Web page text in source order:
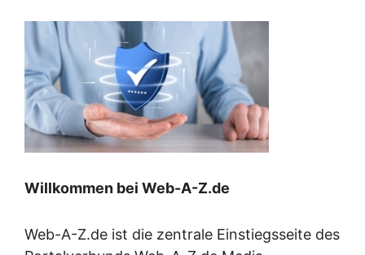
Willkommen bei Web-A-Z.de
Web-A-Z.de ist die zentrale Einstiegsseite des